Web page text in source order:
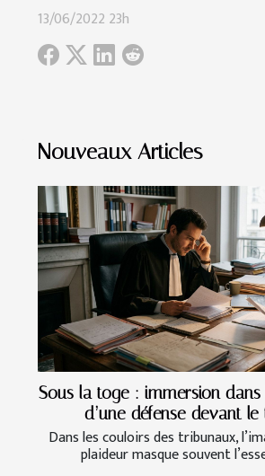
13/06/2022 23h
Nouveaux Articles
Sous la toge : immersion
d’une défense devant
Dans les couloirs des tribunaux,
plaideur masque souvent